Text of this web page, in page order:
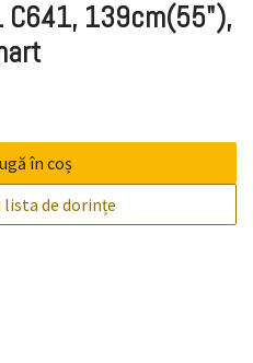
C641, 139cm(55"),
în coș
lista de dorințe